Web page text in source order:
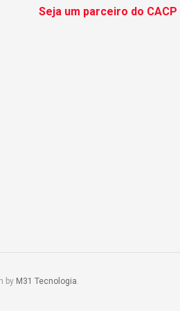
Seja um parceiro do CACP
by M31 Tecnologia.